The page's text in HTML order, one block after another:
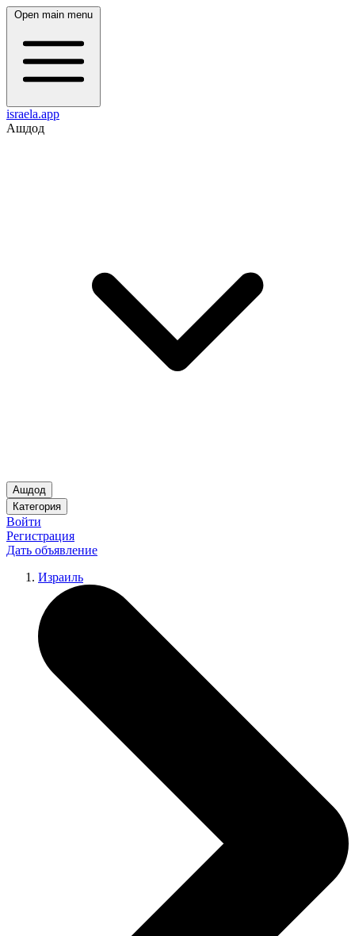
Open main menu
israela.app
Ашдод
Ашдод
Категория
Войти
Регистрация
Дать объявление
Израиль